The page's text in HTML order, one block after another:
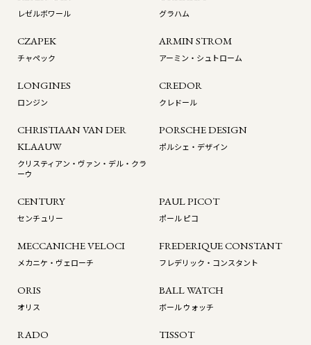
レゼルボワール グラハム
CZAPEK
チャペック
ARMIN STROM
アーミン・シュトローム
LONGINES
ロンジン
CREDOR
クレドール
CHRISTIAAN VAN DER
KLAAUW
クリスティアン・ヴァン・デル・クラ
ーウ
PORSCHE DESIGN
ポルシェ・デザイン
CENTURY
センチュリー
PAUL PICOT
ポール ピコ
MECCANICHE VELOCI
メカニケ・ヴェローチ
FREDERIQUE CONSTANT
フレデリック・コンスタント
ORIS
オリス
BALL WATCH
ボール ウォッチ
RADO TISSOT